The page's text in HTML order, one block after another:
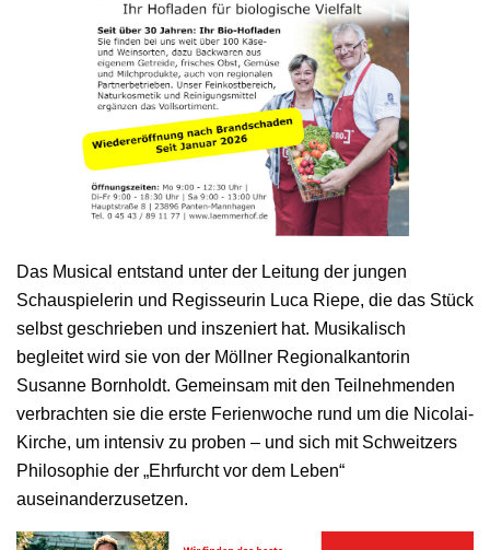
Das Musical entstand unter der Leitung der jungen
Schauspielerin und Regisseurin Luca Riepe, die das Stück
selbst geschrieben und inszeniert hat. Musikalisch
begleitet wird sie von der Möllner Regionalkantorin
Susanne Bornholdt. Gemeinsam mit den Teilnehmenden
verbrachten sie die erste Ferienwoche rund um die Nicolai-
Kirche, um intensiv zu proben – und sich mit Schweitzers
Philosophie der „Ehrfurcht vor dem Leben“
auseinanderzusetzen.